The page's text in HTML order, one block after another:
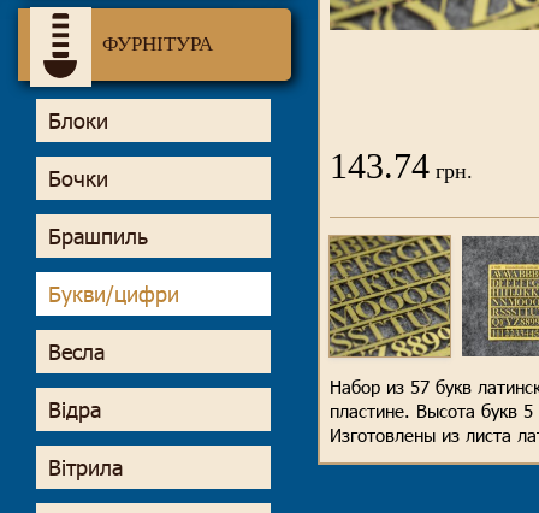
ФУРНІТУРА
Блоки
Бочки
Брашпиль
Букви/цифри
Весла
Відра
Вітрила
143.74 грн.
Набор из 57 букв
пластине. Высота букв
Изготовлены из листа